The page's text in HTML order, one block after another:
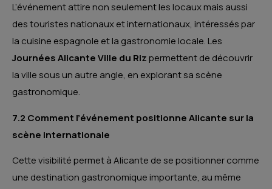
L’événement attire non seulement les locaux mais aussi
des touristes nationaux et internationaux, intéressés par
la cuisine espagnole et la gastronomie locale. Les
Journées Alicante Ville du Rizpermettent de découvrir
la ville sous un autre angle, en explorant sa scène
gastronomique.
7.2 Comment l’événement positionne Alicante sur la
scène internationale
Cette visibilité permet à Alicante de se positionner comme
une destination gastronomique importante, au même